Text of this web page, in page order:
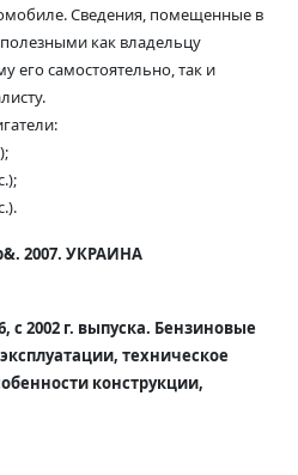
Сведения, помещенные в
как владельцу
самостоятельно, так и
2007. УКРАИНА
с 2002 г. выпуска. Бензиновые
техническое
конструкции,